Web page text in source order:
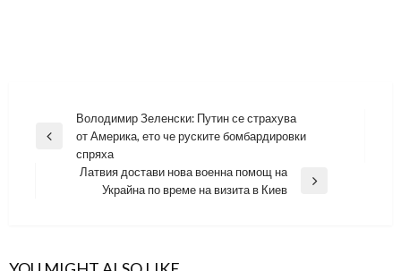
Навигация
Previous
Володимир Зеленски: Путин се страхува
от Америка, ето че руските бомбардировки
спряха
Латвия достави нова военна помощ на
Украйна по време на визита в Киев